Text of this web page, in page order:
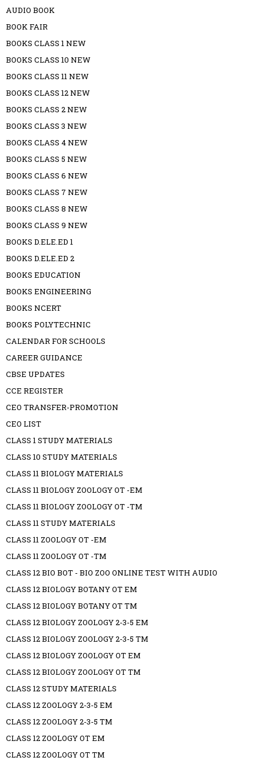
AUDIO BOOK
BOOK FAIR
BOOKS CLASS 1 NEW
BOOKS CLASS 10 NEW
BOOKS CLASS 11 NEW
BOOKS CLASS 12 NEW
BOOKS CLASS 2 NEW
BOOKS CLASS 3 NEW
BOOKS CLASS 4 NEW
BOOKS CLASS 5 NEW
BOOKS CLASS 6 NEW
BOOKS CLASS 7 NEW
BOOKS CLASS 8 NEW
BOOKS CLASS 9 NEW
BOOKS D.ELE.ED 1
BOOKS D.ELE.ED 2
BOOKS EDUCATION
BOOKS ENGINEERING
BOOKS NCERT
BOOKS POLYTECHNIC
CALENDAR FOR SCHOOLS
CAREER GUIDANCE
CBSE UPDATES
CCE REGISTER
CEO TRANSFER-PROMOTION
CEO LIST
CLASS 1 STUDY MATERIALS
CLASS 10 STUDY MATERIALS
CLASS 11 BIOLOGY MATERIALS
CLASS 11 BIOLOGY ZOOLOGY OT -EM
CLASS 11 BIOLOGY ZOOLOGY OT -TM
CLASS 11 STUDY MATERIALS
CLASS 11 ZOOLOGY OT -EM
CLASS 11 ZOOLOGY OT -TM
CLASS 12 BIO BOT - BIO ZOO ONLINE TEST WITH AUDIO
CLASS 12 BIOLOGY BOTANY OT EM
CLASS 12 BIOLOGY BOTANY OT TM
CLASS 12 BIOLOGY ZOOLOGY 2-3-5 EM
CLASS 12 BIOLOGY ZOOLOGY 2-3-5 TM
CLASS 12 BIOLOGY ZOOLOGY OT EM
CLASS 12 BIOLOGY ZOOLOGY OT TM
CLASS 12 STUDY MATERIALS
CLASS 12 ZOOLOGY 2-3-5 EM
CLASS 12 ZOOLOGY 2-3-5 TM
CLASS 12 ZOOLOGY OT EM
CLASS 12 ZOOLOGY OT TM